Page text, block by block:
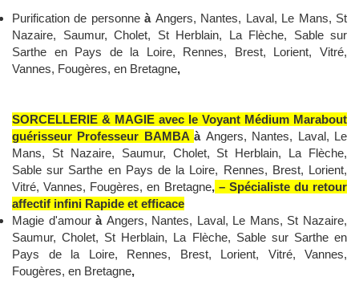
Purification de personneà Angers, Nantes, Laval, Le Mans, St
Nazaire, Saumur, Cholet, St Herblain, La Flèche, Sable sur
Sarthe en Pays de la Loire, Rennes, Brest, Lorient, Vitré,
Vannes, Fougères, en Bretagne,
SORCELLERIE & MAGIE avec le Voyant Médium Marabout
guérisseur Professeur BAMBAà Angers, Nantes, Laval, Le
Mans, St Nazaire, Saumur, Cholet, St Herblain, La Flèche,
Sable sur Sarthe en Pays de la Loire, Rennes, Brest, Lorient,
Vitré, Vannes, Fougères, en Bretagne,– Spécialiste du retour
affectif infini Rapide et efficace
Magie d'amourà Angers, Nantes, Laval, Le Mans, St Nazaire,
Saumur, Cholet, St Herblain, La Flèche, Sable sur Sarthe en
Pays de la Loire, Rennes, Brest, Lorient, Vitré, Vannes,
Fougères, en Bretagne,